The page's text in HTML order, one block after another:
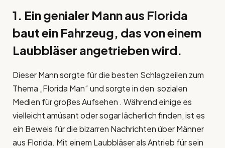
1. Ein genialer Mann aus Florida
baut ein Fahrzeug, das von einem
Laubbläser angetrieben wird.
Dieser Mann sorgte für die besten Schlagzeilen zum
Thema „Florida Man“ und sorgte in den sozialen
Medien für großes Aufsehen . Während einige es
vielleicht amüsant oder sogar lächerlich finden, ist es
ein Beweis für die bizarren Nachrichten über Männer
aus Florida. Mit einem Laubbläser als Antrieb für sein